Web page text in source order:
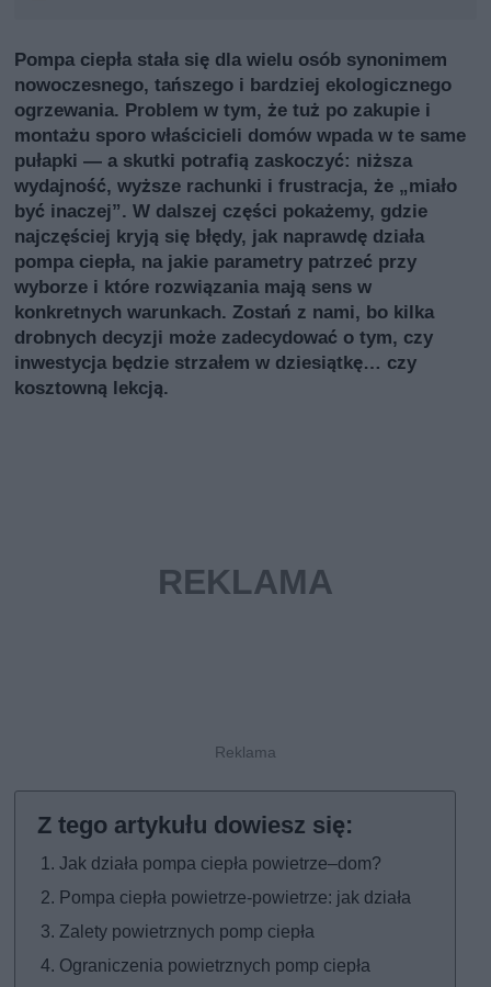
Pompa ciepła stała się dla wielu osób synonimem
nowoczesnego, tańszego i bardziej ekologicznego
ogrzewania. Problem w tym, że tuż po zakupie i
montażu sporo właścicieli domów wpada w te same
pułapki — a skutki potrafią zaskoczyć: niższa
wydajność, wyższe rachunki i frustracja, że „miało
być inaczej”. W dalszej części pokażemy, gdzie
najczęściej kryją się błędy, jak naprawdę działa
pompa ciepła, na jakie parametry patrzeć przy
wyborze i które rozwiązania mają sens w
konkretnych warunkach. Zostań z nami, bo kilka
drobnych decyzji może zadecydować o tym, czy
inwestycja będzie strzałem w dziesiątkę… czy
kosztowną lekcją.
Jak działa pompa ciepła powietrze–dom?
Pompa ciepła powietrze-powietrze: jak działa
Zalety powietrznych pomp ciepła
Ograniczenia powietrznych pomp ciepła